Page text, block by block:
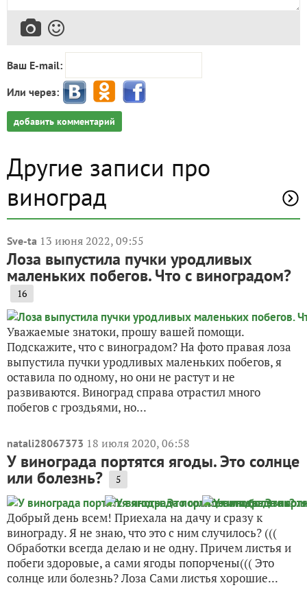
Ваш E-mail:
Или через:
добавить комментарий
Другие записи про
виноград
Sve-ta 13 июня 2022, 09:55
Лоза выпустила пучки уродливых
маленьких побегов. Что с виноградом?
16
Уважаемые знатоки, прошу вашей помощи.
Подскажите, что с виноградом? На фото правая лоза
выпустила пучки уродливых маленьких побегов, я
оставила по одному, но они не растут и не
развиваются. Виноград справа отрастил много
побегов с гроздьями, но...
natali28067373 18 июля 2020, 06:58
У винограда портятся ягоды. Это солнце
или болезнь? 5
Добрый день всем! Приехала на дачу и сразу к
винограду. Я не знаю, что это с ним случилось? (((
Обработки всегда делаю и не одну. Причем листья и
побеги здоровые, а сами ягоды попорчены((( Это
солнце или болезнь? Лоза Сами листья хорошие...